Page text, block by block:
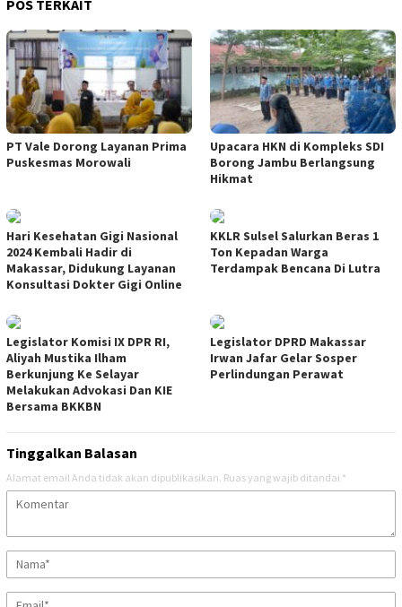
POS TERKAIT
PT Vale Dorong Layanan Prima
Puskesmas Morowali
Upacara HKN di Kompleks SDI
Borong Jambu Berlangsung
Hikmat
Hari Kesehatan Gigi Nasional
2024 Kembali Hadir di
Makassar, Didukung Layanan
Konsultasi Dokter Gigi Online
KKLR Sulsel Salurkan Beras 1
Ton Kepadan Warga
Terdampak Bencana Di Lutra
Legislator Komisi IX DPR RI,
Aliyah Mustika Ilham
Berkunjung Ke Selayar
Melakukan Advokasi Dan KIE
Bersama BKKBN
Legislator DPRD Makassar
Irwan Jafar Gelar Sosper
Perlindungan Perawat
Tinggalkan Balasan
Alamat email Anda tidak akan dipublikasikan. Ruas yang wajib ditandai *